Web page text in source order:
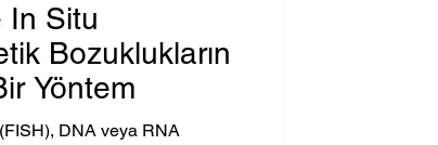
In Situ
Bozuklukların
Yöntem
DNA veya RNA